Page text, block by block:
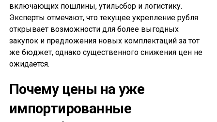
включающих пошлины, утильсбор и логистику.
Эксперты отмечают, что текущее укрепление рубля
открывает возможности для более выгодных
закупок и предложения новых комплектаций за тот
же бюджет, однако существенного снижения цен не
ожидается.
Почему цены на уже
импортированные